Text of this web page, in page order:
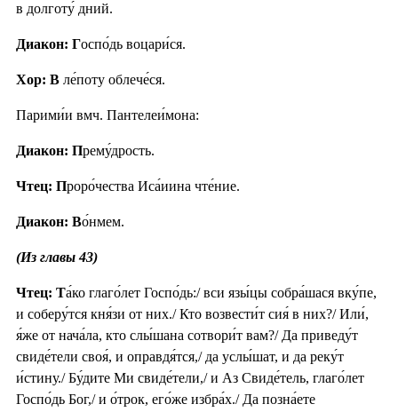
в долготу́ дний.
Диакон: Госпо́дь воцари́ся.
Хор: В ле́поту облече́ся.
Парими́и вмч. Пантелеи́мона:
Диакон: Прему́дрость.
Чтец: Проро́чества Иса́иина чте́ние.
Диакон: Во́нмем.
(Из главы 43)
Чтец: Та́ко глаго́лет Госпо́дь:/ вси язы́цы собра́шася вку́пе,
и соберу́тся кня́зи от них./ Кто возвести́т сия́ в них?/ Или́,
я́же от нача́ла, кто слы́шана сотвори́т вам?/ Да приведу́т
свиде́тели своя́, и оправдя́тся,/ да услы́шат, и да реку́т
и́стину./ Бу́дите Ми свиде́тели,/ и Аз Свиде́тель, глаго́лет
Госпо́дь Бог,/ и о́трок, его́же избра́х./ Да позна́ете